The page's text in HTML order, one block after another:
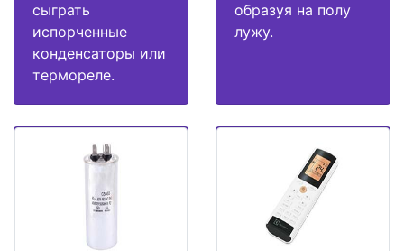
сыграть
испорченные
конденсаторы или
термореле.
образуя на полу
лужу.